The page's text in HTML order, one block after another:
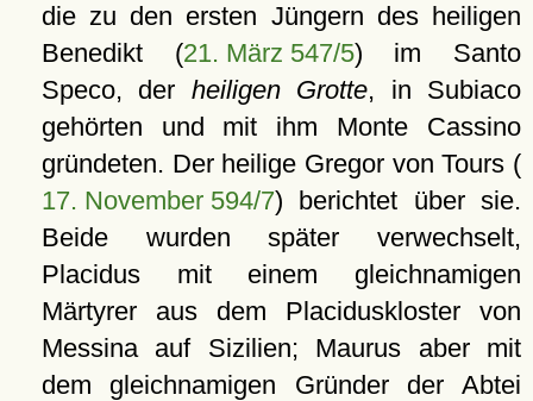
die zu den ersten Jüngern des heiligen
Benedikt (21. März 547/5) im Santo
Speco, der heiligen Grotte, in Subiaco
gehörten und mit ihm Monte Cassino
gründeten. Der heilige Gregor von Tours (
17. November 594/7) berichtet über sie.
Beide wurden später verwechselt,
Placidus mit einem gleichnamigen
Märtyrer aus dem Placiduskloster von
Messina auf Sizilien; Maurus aber mit
dem gleichnamigen Gründer der Abtei